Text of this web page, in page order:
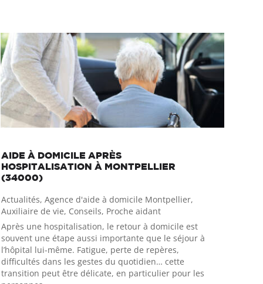
AIDE À DOMICILE APRÈS
HOSPITALISATION À MONTPELLIER
(34000)
Actualités, Agence d'aide à domicile Montpellier,
Auxiliaire de vie, Conseils, Proche aidant
Après une hospitalisation, le retour à domicile est
souvent une étape aussi importante que le séjour à
l’hôpital lui-même. Fatigue, perte de repères,
difficultés dans les gestes du quotidien… cette
transition peut être délicate, en particulier pour les